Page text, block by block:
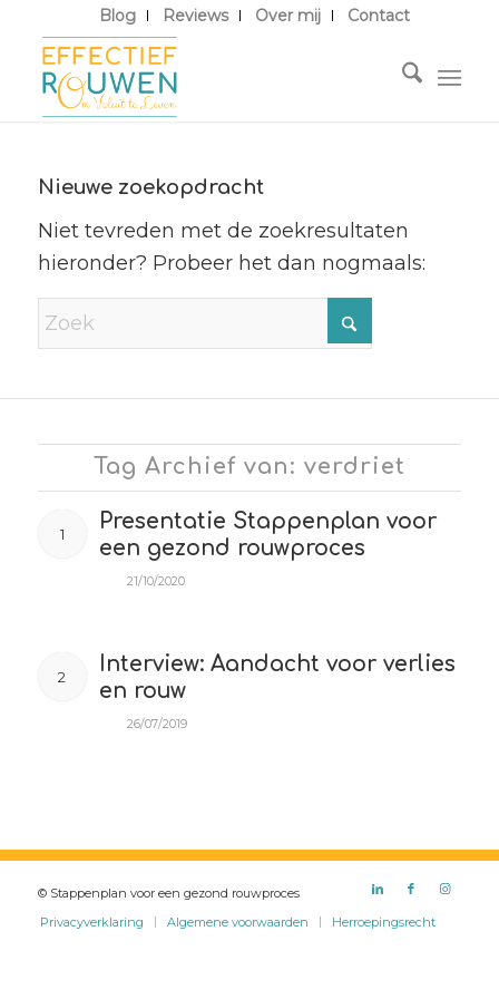
Blog Reviews Over mij Contact
Nieuwe zoekopdracht
Niet tevreden met de zoekresultaten
hieronder? Probeer het dan nogmaals:
Tag Archief van: verdriet
1
Presentatie Stappenplan voor
een gezond rouwproces
21/10/2020
2
Interview: Aandacht voor verlies
en rouw
26/07/2019
© Stappenplan voor een gezond rouwproces
Privacyverklaring
Algemene voorwaarden Herroepingsrecht